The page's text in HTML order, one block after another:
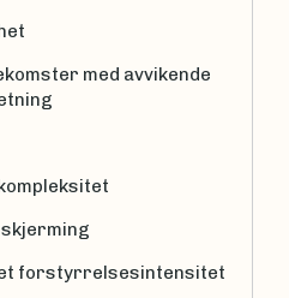
med avvikende
forstyrrelsesintensitet